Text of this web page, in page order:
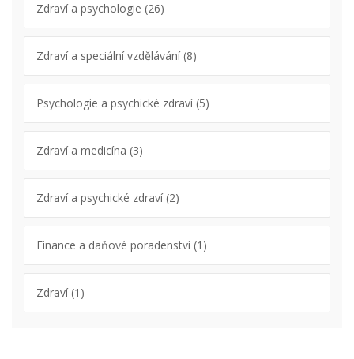
Zdraví a psychologie (26)
Zdraví a speciální vzdělávání(8)
Psychologie a psychické zdraví(5)
Zdraví a medicína (3)
Zdraví a psychické zdraví(2)
Finance a daňové poradenství(1)
Zdraví(1)